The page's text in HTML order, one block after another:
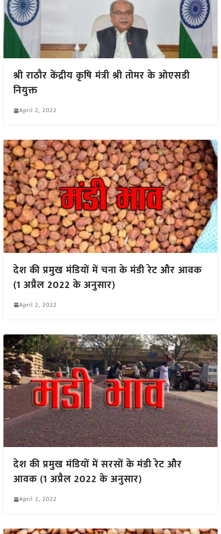
श्री राठौर केंद्रीय कृषि मंत्री श्री तोमर के ओएसडी
नियुक्त
April 2, 2022
देश की प्रमुख मंडियों में चना के मंडी रेट और आवक
(1 अप्रैल 2022 के अनुसार)
April 2, 2022
देश की प्रमुख मंडियों में सरसों के मंडी रेट और
आवक (1 अप्रैल 2022 के अनुसार)
April 2, 2022